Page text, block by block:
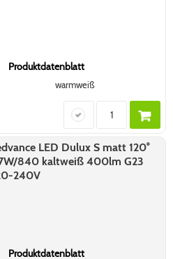
Produktdatenblatt
warmweiß
LED Dulux S matt 120°
840 kaltweiß 400lm G23
240V
Produktdatenblatt